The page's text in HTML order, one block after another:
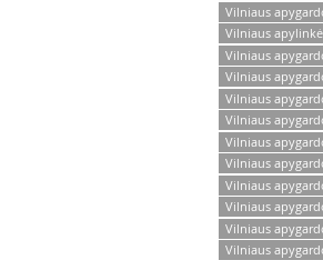
Vilniaus
Vilniaus
Vilniaus
Vilniaus
Vilniaus
Vilniaus
Vilniaus
Vilniaus
Vilniaus
Vilniaus
Vilniaus
Vilniaus